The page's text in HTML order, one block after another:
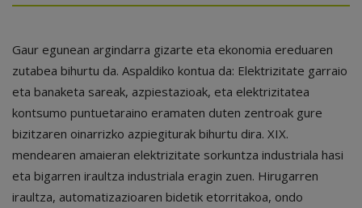
Gaur egunean argindarra gizarte eta ekonomia ereduaren
zutabea bihurtu da. Aspaldiko kontua da: Elektrizitate garraio
eta banaketa sareak, azpiestazioak, eta elektrizitatea
kontsumo puntuetaraino eramaten duten zentroak gure
bizitzaren oinarrizko azpiegiturak bihurtu dira. XIX.
mendearen amaieran elektrizitate sorkuntza industriala hasi
eta bigarren iraultza industriala eragin zuen. Hirugarren
iraultza, automatizazioaren bidetik etorritakoa, ondo